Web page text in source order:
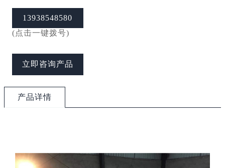
13938548580
(点击一键拨号)
立即咨询产品
产品详情